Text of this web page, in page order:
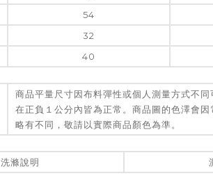
54
32
40
商品平量尺寸因布料彈性或個人測量方式不
在正負１公分內皆為正常。商品圖的色澤會
略有不同，敬請以實際商品顏色為準。
洗滌說明